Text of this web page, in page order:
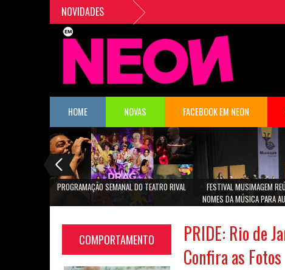
NOVIDADES
HOME NOVAS FACEBOOK EM NEON
PROGRAMAÇÃO SEMANAL DO TEATRO RIVAL
FESTIVAL MUSIMAGEM
NOMES DA MÚSICA PARA
COMPORTAMENTO
PRIDE: Rio de
Confira as Fotos